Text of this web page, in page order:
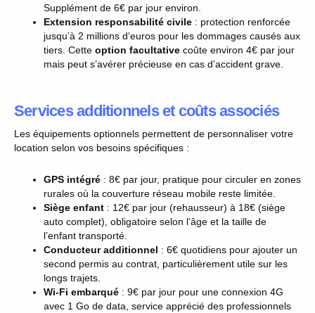
Supplément de 6€ par jour environ.
Extension responsabilité civile : protection renforcée
jusqu’à 2 millions d’euros pour les dommages causés aux
tiers. Cette option facultative coûte environ 4€ par jour
mais peut s’avérer précieuse en cas d’accident grave.
Services additionnels et coûts associés
Les équipements optionnels permettent de personnaliser votre
location selon vos besoins spécifiques :
GPS intégré : 8€ par jour, pratique pour circuler en zones
rurales où la couverture réseau mobile reste limitée.
Siège enfant : 12€ par jour (rehausseur) à 18€ (siège
auto complet), obligatoire selon l’âge et la taille de
l’enfant transporté.
Conducteur additionnel : 6€ quotidiens pour ajouter un
second permis au contrat, particulièrement utile sur les
longs trajets.
Wi-Fi embarqué : 9€ par jour pour une connexion 4G
avec 1 Go de data, service apprécié des professionnels